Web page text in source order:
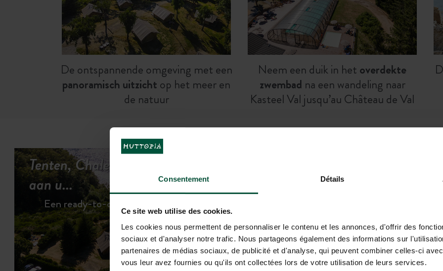
Consentement Détails
Ce site web utilise des cookies.
Les cookies nous permettent de personnaliser le contenu et les annonces, d'offrir des
sociaux et d'analyser notre trafic. Nous partageons également des informations sur
partenaires de médias sociaux, de publicité et d'analyse, qui peuvent combiner celles-ci
vous leur avez fournies ou qu'ils ont collectées lors de votre utilisation de leurs services.
De ontspannende omgeving met een
panoramisch uitzicht op het meer en
de natuur
Neem een duik in het overdekte
zwembad na een wandeling naar
Kasteel Val jusqu’au Château de Val
Tenten, Chalets of Mobile Homes, de keuze is
aan u...
Een ready-to-camp ervaring
met uw tent,